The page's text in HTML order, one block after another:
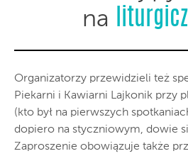
na
Organizatorzy przewidzieli też
Piekarni i Kawiarni Lajkonik przy
(kto był na pierwszych
dopiero na styczniowym, dowie
Zaproszenie obowiązuje także